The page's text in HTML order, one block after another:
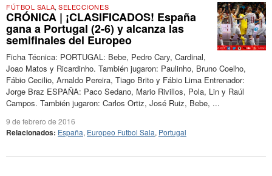
FÚTBOL SALA,SELECCIONES
CRÓNICA | ¡CLASIFICADOS! España
gana a Portugal (2-6) y alcanza las
semifinales del Europeo
Ficha Técnica: PORTUGAL: Bebe, Pedro Cary, Cardinal,
Joao Matos y Ricardinho. También jugaron: Paulinho, Bruno Coelho,
Fábio Cecilio, Arnaldo Pereira, Tiago Brito y Fábio Lima Entrenador:
Jorge Braz ESPAÑA: Paco Sedano, Mario Rivillos, Pola, Lin y Raúl
Campos. También jugaron: Carlos Ortiz, José Ruiz, Bebe, ...
9 de febrero de 2016
Relacionados: España, Europeo Futbol Sala, Portugal